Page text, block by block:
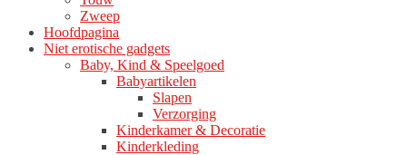
Zweep
Hoofdpagina
Niet erotische gadgets
Baby, Kind & Speelgoed
Babyartikelen
Slapen
Verzorging
Kinderkamer & Decoratie
Kinderkleding